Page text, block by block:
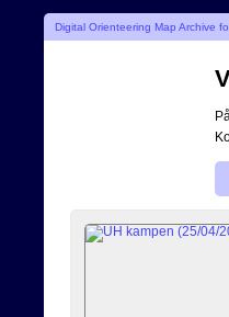
Digital Orienteering Map Archive